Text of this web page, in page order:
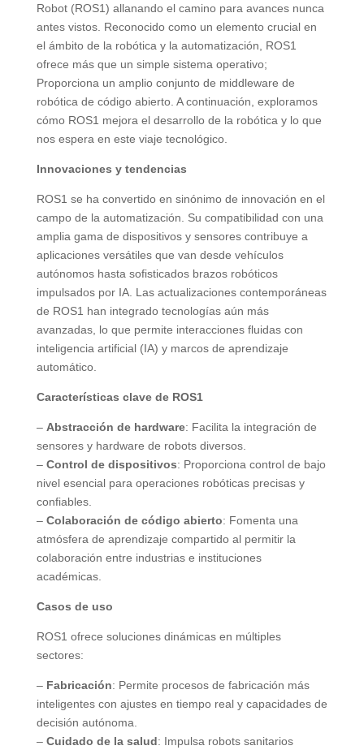
Robot (ROS1) allanando el camino para avances nunca
antes vistos. Reconocido como un elemento crucial en
el ámbito de la robótica y la automatización, ROS1
ofrece más que un simple sistema operativo;
Proporciona un amplio conjunto de middleware de
robótica de código abierto. A continuación, exploramos
cómo ROS1 mejora el desarrollo de la robótica y lo que
nos espera en este viaje tecnológico.
Innovaciones y tendencias
ROS1 se ha convertido en sinónimo de innovación en el
campo de la automatización. Su compatibilidad con una
amplia gama de dispositivos y sensores contribuye a
aplicaciones versátiles que van desde vehículos
autónomos hasta sofisticados brazos robóticos
impulsados ​​por IA. Las actualizaciones contemporáneas
de ROS1 han integrado tecnologías aún más
avanzadas, lo que permite interacciones fluidas con
inteligencia artificial (IA) y marcos de aprendizaje
automático.
Características clave de ROS1
– Abstracción de hardware: Facilita la integración de
sensores y hardware de robots diversos.
– Control de dispositivos: Proporciona control de bajo
nivel esencial para operaciones robóticas precisas y
confiables.
– Colaboración de código abierto: Fomenta una
atmósfera de aprendizaje compartido al permitir la
colaboración entre industrias e instituciones
académicas.
Casos de uso
ROS1 ofrece soluciones dinámicas en múltiples
sectores:
– Fabricación: Permite procesos de fabricación más
inteligentes con ajustes en tiempo real y capacidades de
decisión autónoma.
– Cuidado de la salud: Impulsa robots sanitarios